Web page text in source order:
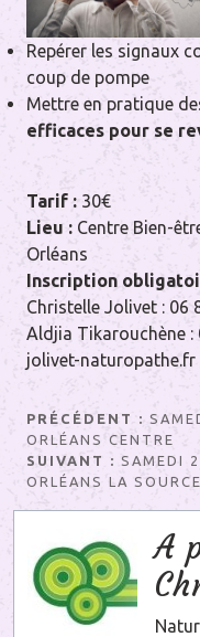
Repérer les signaux
coup de pompe
Mettre en pratique
efficaces pour se
Tarif : 30€
Lieu : Centre Bien-
Orléans
Inscription
Christelle Jolivet : 06
Aldjia Tikarouchène :
jolivet-naturopathe.fr
Navigation
de
l’article
PRÉCÉDENT :
ORLÉANS CENTRE
SUIVANT : SAMEDI
ORLÉANS LA SOURCE
A